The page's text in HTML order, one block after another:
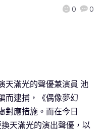
0 0
天滿光的聲優兼演員 池
而逮捕，《偶像夢幻
對應措施。而在今日
天滿光的演出聲優，以